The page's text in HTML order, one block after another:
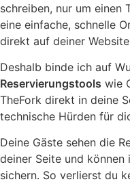
schreiben, nur um einen
eine einfache, schnelle
direkt auf deiner
Deshalb binde ich auf
Reservierungstools wie
TheFork direkt in deine
technische Hürden für
Deine Gäste sehen die
deiner Seite und
sichern. So verlierst du